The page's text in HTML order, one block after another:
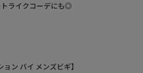
トライクコーデにも◎
ン バイ メンズビギ】